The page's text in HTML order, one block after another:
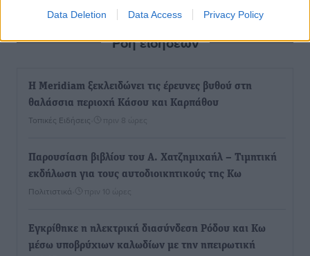
Data Deletion Data Access Privacy Policy
Ροή ειδήσεων
Η Meridiam ξεκλειδώνει τις έρευνες βυθού στη
θαλάσσια περιοχή Κάσου και Καρπάθου
Τοπικές Ειδήσεις πριν 8 ώρες
Παρουσίαση βιβλίου του Α. Χατζημιχαήλ – Τιμητική
εκδήλωση για τους αυτοδιοικητικούς της Κω
Πολιτιστικά πριν 10 ώρες
Εγκρίθηκε η ηλεκτρική διασύνδεση Ρόδου και Κω
μέσω υποβρύχιων καλωδίων με την ηπειρωτική